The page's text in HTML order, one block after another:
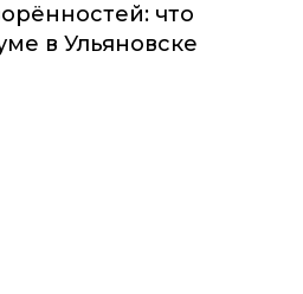
что
в Ульяновске